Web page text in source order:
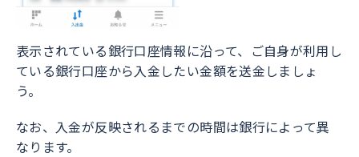
表示されている銀行口座情報に沿って、ご自身が利用し
ている銀行口座から入金したい金額を送金しましょ
う。
なお、入金が反映されるまでの時間は銀行によって異
なります。